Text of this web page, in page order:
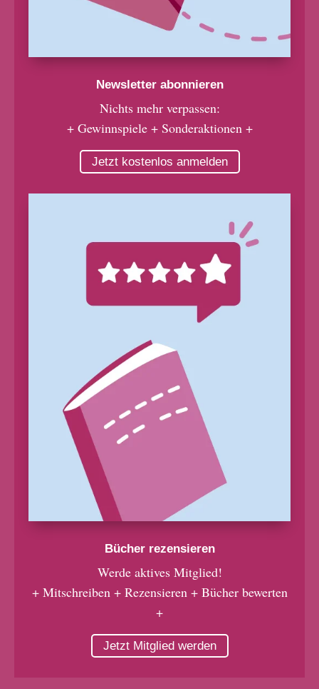
Newsletter abonnieren
Nichts mehr verpassen:
+ Gewinnspiele + Sonderaktionen +
Jetzt kostenlos anmelden
Bücher rezensieren
Werde aktives Mitglied!
+ Mitschreiben + Rezensieren + Bücher bewerten
+
Jetzt Mitglied werden